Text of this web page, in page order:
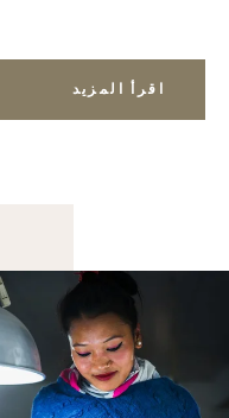
اقرأ المزيد